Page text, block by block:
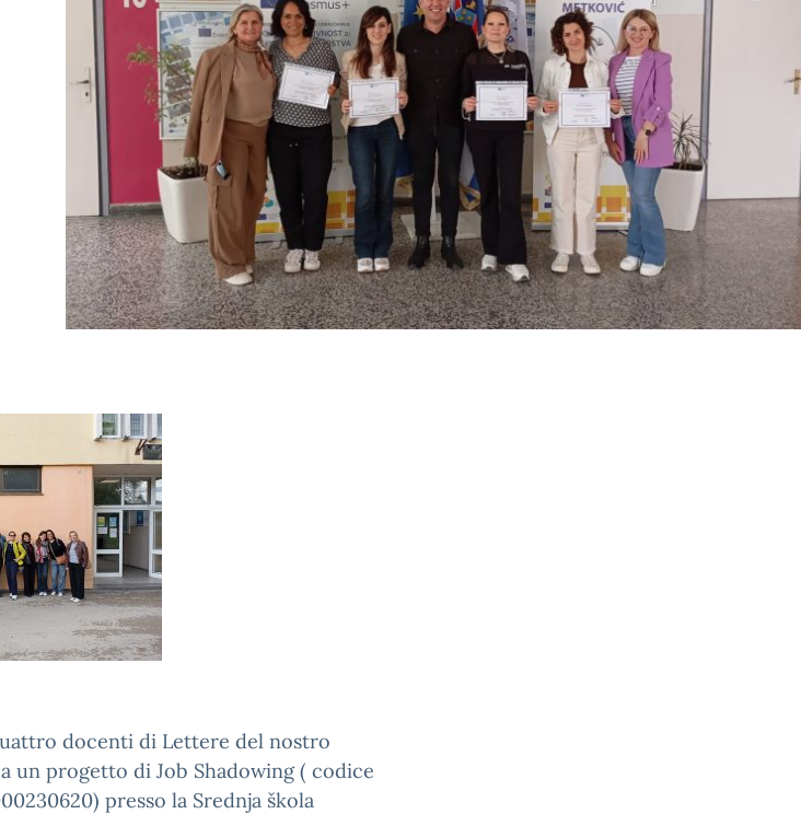
docenti di Lettere del nostro
un progetto di Job Shadowing ( codice
presso la Srednja škola